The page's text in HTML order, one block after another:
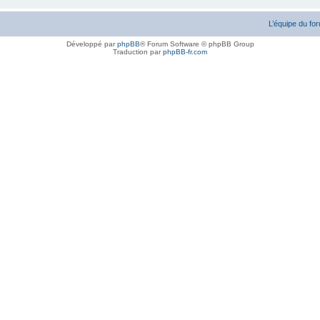
L’équipe du
Développé parphpBB® Forum Software © phpBB Group
Traduction parphpBB-fr.com